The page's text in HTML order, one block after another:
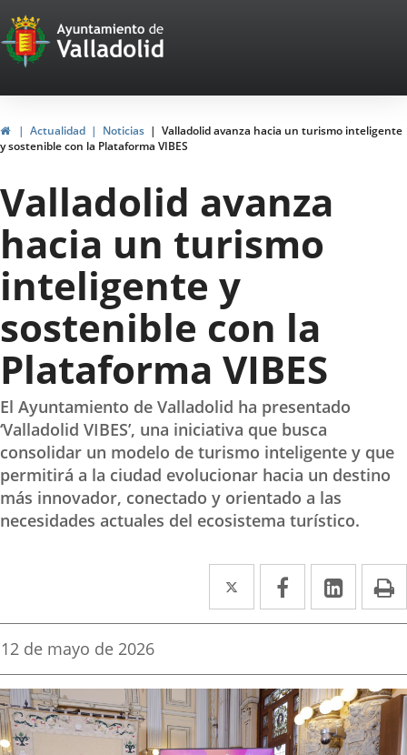
Portal
Web
del
Ayuntamiento
de
Valladolid
InicioActualidad Noticias
Valladolid avanza hacia un turismo inteligente
y sostenible con la Plataforma VIBES
Valladolid avanza
hacia un turismo
inteligente y
sostenible con la
Plataforma VIBES
El Ayuntamiento de Valladolid ha presentado
‘Valladolid VIBES’, una iniciativa que busca
consolidar un modelo de turismo inteligente y que
permitirá a la ciudad evolucionar hacia un destino
más innovador, conectado y orientado a las
necesidades actuales del ecosistema turístico.
Twitter
Enlace
a
aplicación
externa.
Facebook
Enlace
a
aplicación
externa.
Enlace
a
Fecha
la
noticia
12 de mayo de 2026